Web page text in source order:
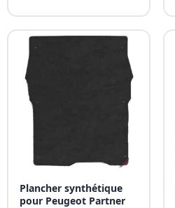
Plancher synthétique
pour Peugeot Partner